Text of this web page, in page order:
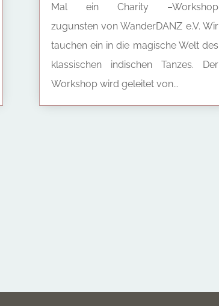
Mal ein Charity –Workshop
zugunsten von WanderDANZ e.V. Wir
tauchen ein in die magische Welt des
klassischen indischen Tanzes. Der
Workshop wird geleitet von...